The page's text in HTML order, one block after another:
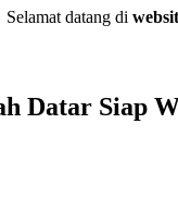
datang diwebsite
Datar Siap